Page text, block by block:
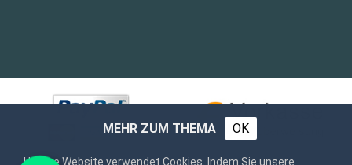
MEHR ZUM THEMA OK
Unsere Website verwendet Cookies. Indem Sie unsere